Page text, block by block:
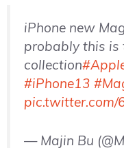
iPhone new
probably this is
collection
#iPhone13
pic.twitter.com/
— Majin Bu